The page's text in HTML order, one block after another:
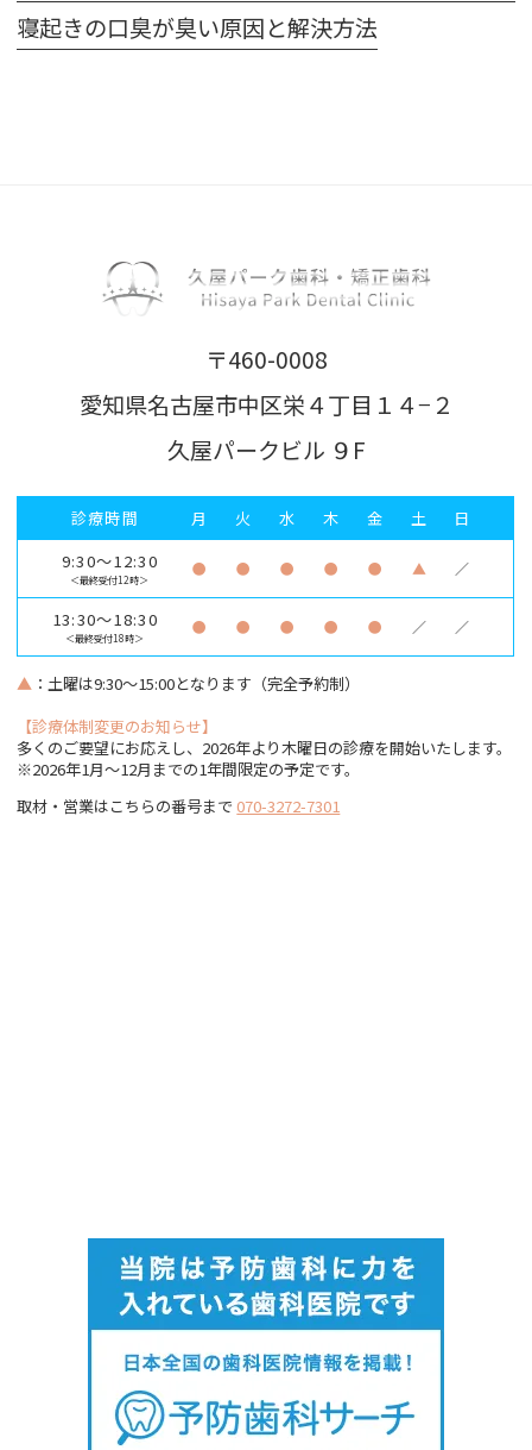
寝起きの口臭が臭い原因と解決方法
〒460-0008
愛知県名古屋市中区栄４丁目１４−２
久屋パークビル ９F
診療時間 月 火 水 木 金 土
日
9:30～12:30
＜最終受付12時＞
● ● ● ● ● ▲ ／
13:30～18:30
＜最終受付18時＞
● ● ● ● ● ／ ／
▲ ：土曜は9:30～15:00となります（完全予約制）
【診療体制変更のお知らせ】
多くのご要望にお応えし、2026年より木曜日の診療を開始いたします。
※2026年1月〜12月までの1年間限定の予定です。
取材・営業はこちらの番号まで 070-3272-7301